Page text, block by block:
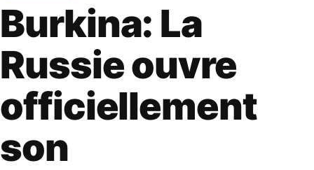
Burkina: La
Russie ouvre
officiellement
son